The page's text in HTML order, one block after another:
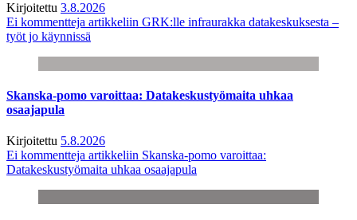
Kirjoitettu 3.8.2026
Ei kommentteja artikkeliin GRK:lle infraurakka datakeskuksesta –
työt jo käynnissä
Skanska-pomo varoittaa: Datakeskustyömaita uhkaa
osaajapula
Kirjoitettu 5.8.2026
Ei kommentteja artikkeliin Skanska-pomo varoittaa:
Datakeskustyömaita uhkaa osaajapula